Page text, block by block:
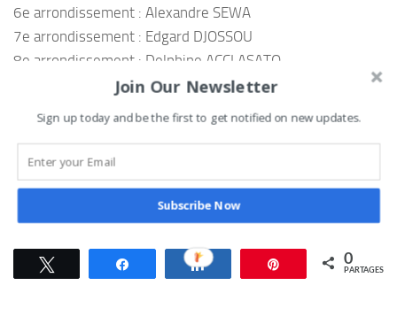
6e arrondissement : Alexandre SEWA
7e arrondissement : Edgard DJOSSOU
8e arrondissement : Delphine ACCLASATO
9e arrondissement : Valère Félicien ASSOUH
10e arrondissement : Yves Christian GNIDOKPONOU
12e arrondissement : Samuel AKINDES
13e arrondissement : Folly Bébé Adade MESSAN
Loris M.
Partagez Épingle 0
PARTAGES
Join Our Newsletter
Sign up today and be the first to get notified on new updates.
Subscribe Now